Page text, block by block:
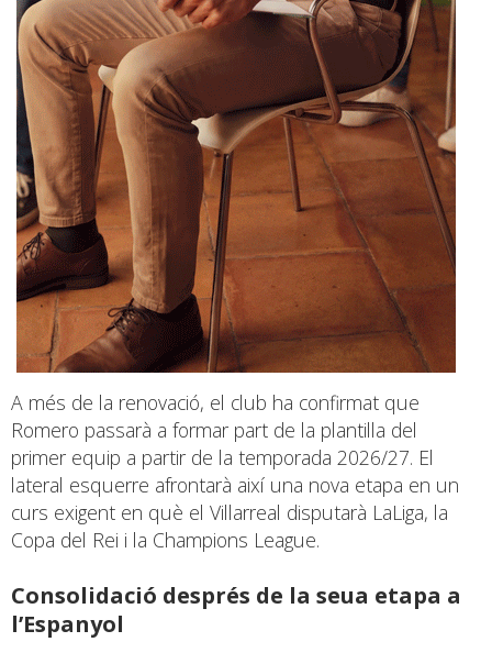
A més de la renovació, el club ha confirmat que
Romero passarà a formar part de la plantilla del
primer equip a partir de la temporada 2026/27. El
lateral esquerre afrontarà així una nova etapa en un
curs exigent en què el Villarreal disputarà LaLiga, la
Copa del Rei i la Champions League.
Consolidació després de la seua etapa a
l’Espanyol